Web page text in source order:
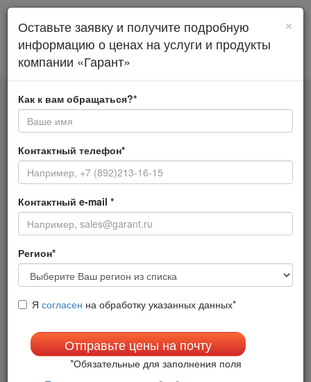
×
Оставьте заявку и получите подробную
информацию о ценах на услуги и продукты
компании «Гарант»
Как к вам обращаться?*
Контактный телефон*
Контактный e-mail *
Регион*
Я согласен на обработку указанных данных*
Отправьте цены на почту
*Обязательные для заполнения поля
ОБЕСПЕЧЕНИЕ ДЛЯ ВАШЕЙ
ОРГАНИЗАЦИИ
ам
ПОДОБРАТЬ РЕШЕНИЕ